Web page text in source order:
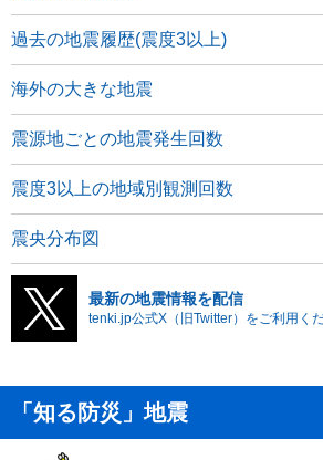
過去の地震履歴(震度3以上)
海外の大きな地震
震源地ごとの地震発生回数
震度3以上の地域別観測回数
震央分布図
最新の地震情報を配信
tenki.jp公式X（旧Twitter）をご利用くだ
「知る防災」地震